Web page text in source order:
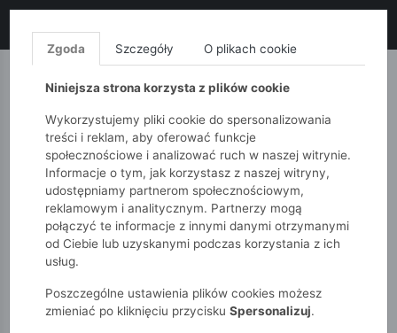
MONNARI QUIOSQUE
51015kids
Dziewczynki 7-12 lat
Długa spódnica koronkowa dla dziewczynki – z podszewką
Zgoda Szczegóły O plikach cookie
Niniejsza strona korzysta z plików cookie
Wykorzystujemy pliki cookie do spersonalizowania
treści i reklam, aby oferować funkcje
społecznościowe i analizować ruch w naszej witrynie.
Informacje o tym, jak korzystasz z naszej witryny,
udostępniamy partnerom społecznościowym,
reklamowym i analitycznym. Partnerzy mogą
połączyć te informacje z innymi danymi otrzymanymi
od Ciebie lub uzyskanymi podczas korzystania z ich
usług.
Poszczególne ustawienia plików cookies możesz
zmieniać po kliknięciu przycisku Spersonalizuj.